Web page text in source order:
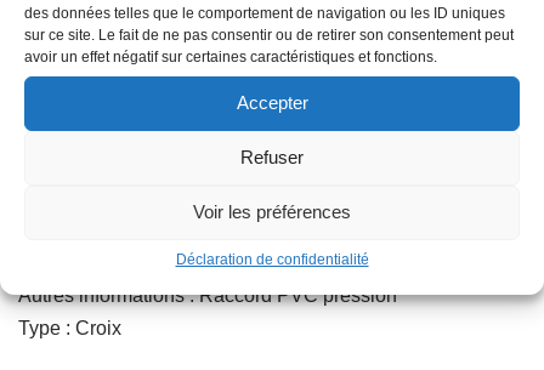
des données telles que le comportement de navigation ou les ID uniques
sur ce site. Le fait de ne pas consentir ou de retirer son consentement peut
avoir un effet négatif sur certaines caractéristiques et fonctions.
Accepter
Refuser
Voir les préférences
Déclaration de confidentialité
Matière : Plastique
Autres informations : Raccord PVC pression
Type : Croix